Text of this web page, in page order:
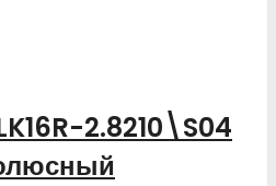
2.8210\S04